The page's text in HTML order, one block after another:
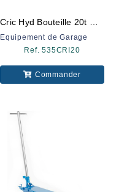
Equipement de Garage
Ref. 535CRI20
Commander